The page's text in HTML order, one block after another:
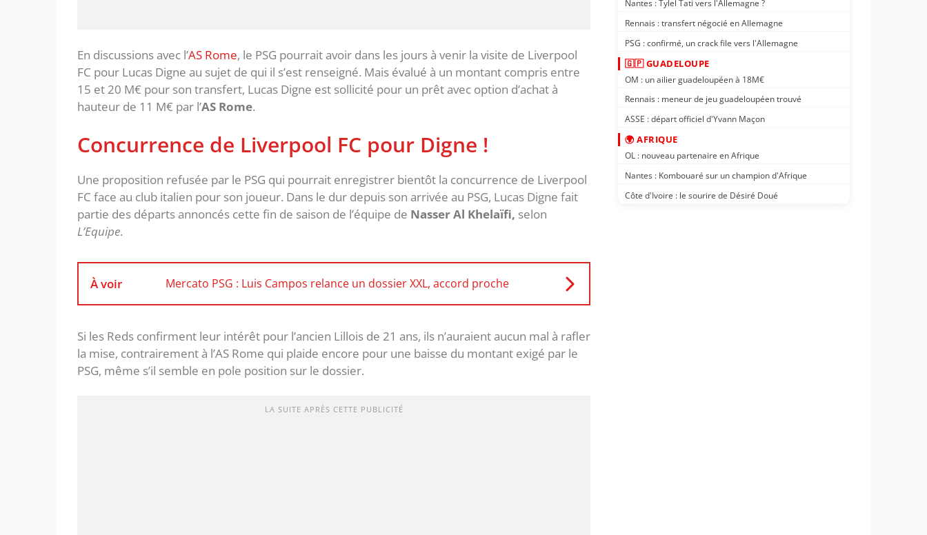
En discussions avec l’AS Rome, le PSG pourrait avoir dans les jours à venir la visite de Liverpool
FC pour Lucas Digne au sujet de qui il s’est renseigné. Mais évalué à un montant compris entre
15 et 20 M€ pour son transfert, Lucas Digne est sollicité pour un prêt avec option d’achat à
hauteur de 11 M€ par l’AS Rome.
Concurrence de Liverpool FC pour Digne !
Une proposition refusée par le PSG qui pourrait enregistrer bientôt la concurrence de Liverpool
FC face au club italien pour son joueur. Dans le dur depuis son arrivée au PSG, Lucas Digne fait
partie des départs annoncés cette fin de saison de l’équipe de Nasser Al Khelaïfi, selon
L’Equipe.
À voir Mercato PSG : Luis Campos relance un dossier XXL, accord proche
Si les Reds confirment leur intérêt pour l’ancien Lillois de 21 ans, ils n’auraient aucun mal à rafler
la mise, contrairement à l’AS Rome qui plaide encore pour une baisse du montant exigé par le
PSG, même s’il semble en pole position sur le dossier.
LA SUITE APRÈS CETTE PUBLICITÉ
Nantes : Tylel Tati vers l'Allemagne ?
Rennais : transfert négocié en Allemagne
PSG : confirmé, un crack file vers l'Allemagne
🇬🇵 GUADELOUPE
OM : un ailier guadeloupéen à 18M€
Rennais : meneur de jeu guadeloupéen trouvé
ASSE : départ officiel d'Yvann Maçon
🌍 AFRIQUE
OL : nouveau partenaire en Afrique
Nantes : Kombouaré sur un champion d'Afrique
Côte d'Ivoire : le sourire de Désiré Doué